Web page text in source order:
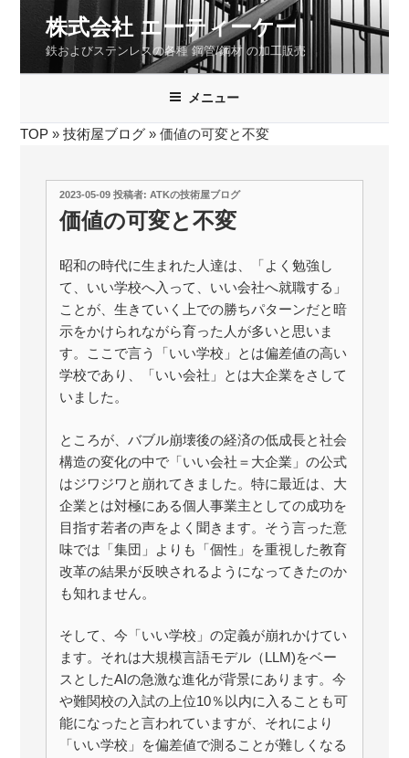
ン
ス
株式会社 エーティーケー
鉄およびステンレスの各種 鋼管/鋼材 の加工販売
メニュー
TOP » 技術屋ブログ » 価値の可変と不変
投
稿
日:
2023-05-09投稿者: ATKの技術屋ブログ
価値の可変と不変
昭和の時代に生まれた人達は、「よく勉強し
て、いい学校へ入って、いい会社へ就職する」
ことが、生きていく上での勝ちパターンだと暗
示をかけられながら育った人が多いと思いま
す。ここで言う「いい学校」とは偏差値の高い
学校であり、「いい会社」とは大企業をさして
いました。
ところが、バブル崩壊後の経済の低成長と社会
構造の変化の中で「いい会社＝大企業」の公式
はジワジワと崩れてきました。特に最近は、大
企業とは対極にある個人事業主としての成功を
目指す若者の声をよく聞きます。そう言った意
味では「集団」よりも「個性」を重視した教育
改革の結果が反映されるようになってきたのか
も知れません。
そして、今「いい学校」の定義が崩れかけてい
ます。それは大規模言語モデル（LLM)をベー
スとしたAIの急激な進化が背景にあります。今
や難関校の入試の上位10％以内に入ることも可
能になったと言われていますが、それにより
「いい学校」を偏差値で測ることが難しくなる